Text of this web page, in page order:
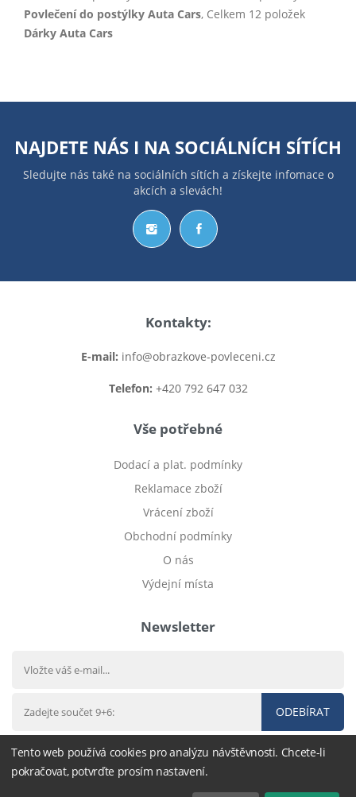
Povlečení do postýlky Auta Cars, Celkem 12 položek
Dárky Auta Cars
NAJDETE NÁS I NA SOCIÁLNÍCH SÍTÍCH
Sledujte nás také na sociálních sítích a získejte infomace o
akcích a slevách!
Kontakty:
E-mail: info@obrazkove-povleceni.cz
Telefon: +420 792 647 032
Vše potřebné
Dodací a plat. podmínky
Reklamace zboží
Vrácení zboží
Obchodní podmínky
O nás
Výdejní místa
Newsletter
ODEBÍRAT
Tento web používá cookies pro analýzu návštěvnosti. Chcete-li
pokračovat, potvrďte prosím nastavení.